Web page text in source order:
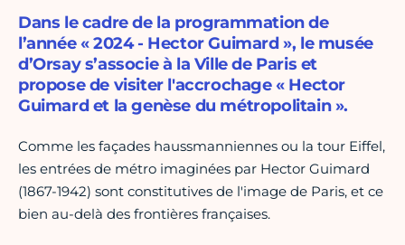
Dans le cadre de la programmation de
l’année « 2024 - Hector Guimard », le musée
d’Orsay s’associe à la Ville de Paris et
propose de visiter l'accrochage « Hector
Guimard et la genèse du métropolitain ».
Comme les façades haussmanniennes ou la tour Eiffel,
les entrées de métro imaginées par Hector Guimard
(1867-1942) sont constitutives de l'image de Paris, et ce
bien au-delà des frontières françaises.